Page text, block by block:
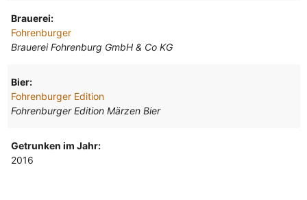
Brauerei:
Fohrenburger
Brauerei Fohrenburg GmbH & Co KG
Bier:
Fohrenburger Edition
Fohrenburger Edition Märzen Bier
Getrunken im Jahr:
2016